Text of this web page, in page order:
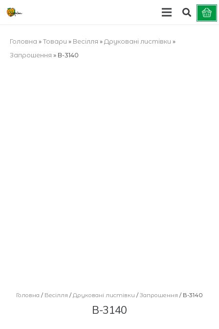
Головна »Товари » Весілля » Друковані листівки »
Запрошення » В-3140
Головна / Весілля / Друковані листівки / Запрошення / В-3140
В-3140